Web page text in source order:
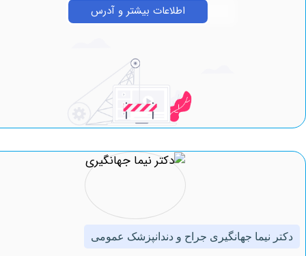
اطلاعات بیشتر و آدرس
جهانگیری جراح و دندانپزشک عمومی